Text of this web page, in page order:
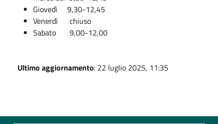
Giovedì 9,30-12,45
Venerdì chiuso
Sabato 9,00-12,00
Ultimo aggiornamento: 22 luglio 2025, 11:35